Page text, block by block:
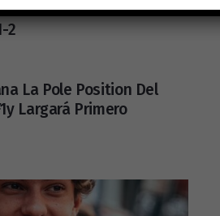
GP De F1.
2
La Pole Position Del
Largará Primero